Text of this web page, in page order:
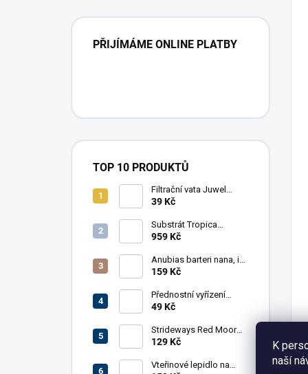
K
naší
PŘIJÍMÁME ONLINE PLATBY
TOP 10 PRODUKTŮ
Filtrační vata Juwel
BioPad pro Bioflow 3.0,
39 Kč
Substrát Tropica
Aquarium Soil, 9 l
959 Kč
Anubias barteri nana, in-
vitro
159 Kč
Přednostní vyřízení
objednávky
49 Kč
Strideways Red Moor
Wood 100g
129 Kč
Vteřinové lepidlo na